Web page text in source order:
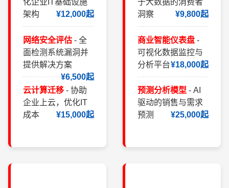
化企业IT基础设施
架构
¥12,000起
网络安全评估 - 全
面检测系统漏洞并
提供解决方案
¥6,500起
云计算迁移 - 协助
企业上云，优化IT
成本
¥15,000起
于大数据的消费者
洞察
¥9,800起
商业智能仪表盘 -
可视化数据监控与
分析平台¥18,000起
预测分析模型 - AI
驱动的销售与需求
预测
¥25,000起